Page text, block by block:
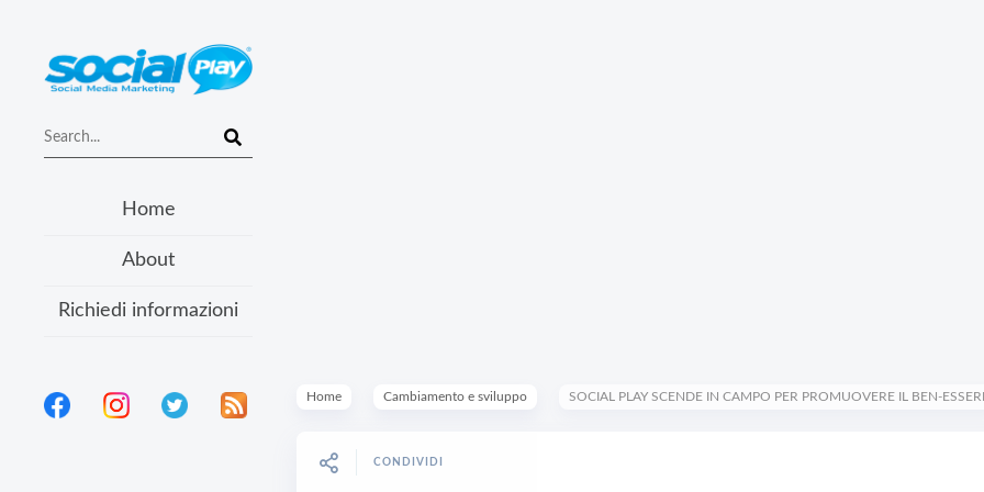
Home
About
Richiedi informazioni
Home Cambiamento e sviluppo SOCIAL PLAY SCENDE IN CAMPO PER PROMUOVERE IL BEN-
CONDIVIDI